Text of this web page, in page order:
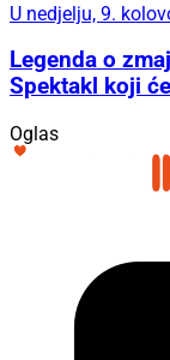
U nedjelju, 9.
Legenda o
Spektakl koji
Oglas